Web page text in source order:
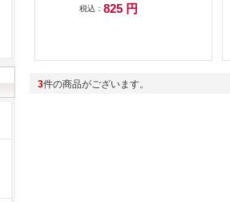
税込： 825 円
3件の商品がございます。